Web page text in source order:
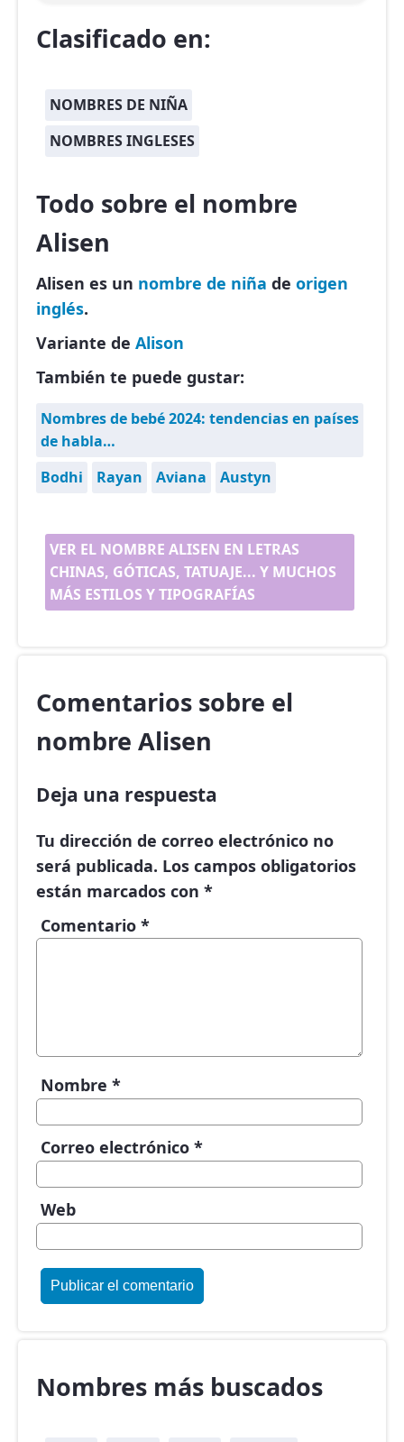
Clasificado en:
NOMBRES DE NIÑA
NOMBRES INGLESES
Todo sobre el nombre
Alisen
Alisen es un nombre de niña de origen
inglés.
Variante de Alison
También te puede gustar:
Nombres de bebé 2024: tendencias en países
de habla…
Bodhi
Rayan Aviana Austyn
VER EL NOMBRE ALISEN EN LETRAS
CHINAS, GÓTICAS, TATUAJE... Y MUCHOS
MÁS ESTILOS Y TIPOGRAFÍAS
Comentarios sobre el
nombre Alisen
Deja una respuesta
Tu dirección de correo electrónico no
será publicada. Los campos obligatorios
están marcados con *
Comentario *
Nombre *
Correo electrónico *
Web
Nombres más buscados